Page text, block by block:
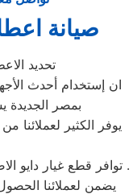
صيانة
تحديد
ان إستخدام أحدث
بمصر الجديدة
يوفر الكثير لعملائنا
» توافر قطع غيار دايو الاصلية في مركز صيانة دايو بمصر الجديدة .
يضمن لعملائنا